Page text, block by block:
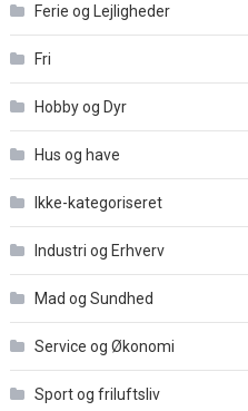
Ferie og Lejligheder
Fri
Hobby og Dyr
Hus og have
Ikke-kategoriseret
Industri og Erhverv
Mad og Sundhed
Service og Økonomi
Sport og friluftsliv